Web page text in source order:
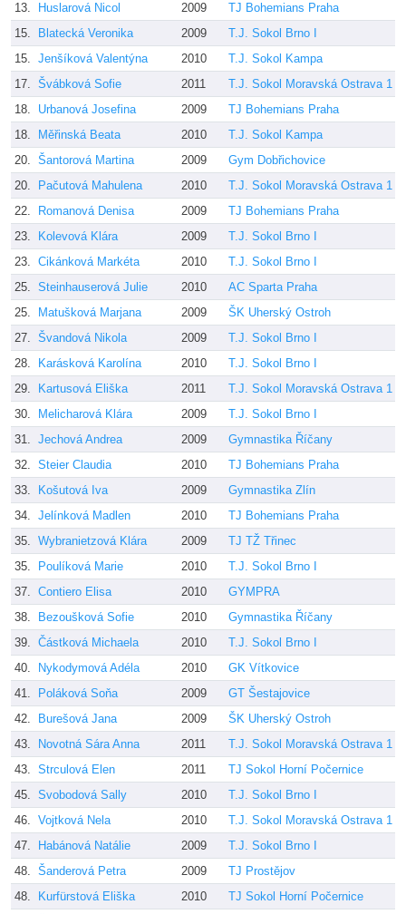
13.
Huslarová Nicol 2009 TJ Bohemians Praha
15.
Blatecká Veronika 2009 T.J. Sokol Brno I
15. Jenšíková Valentýna 2010 T.J. Sokol Kampa
17. Švábková Sofie 2011 T.J. Sokol Moravská Ostrava 1
18.
Urbanová Josefina 2009 TJ Bohemians Praha
18.
Měřinská Beata 2010 T.J. Sokol Kampa
20. Šantorová Martina 2009 Gym Dobřichovice
20.
Pačutová Mahulena 2010 T.J. Sokol Moravská Ostrava 1
22.
Romanová Denisa 2009 TJ Bohemians Praha
23.
Kolevová Klára 2009 T.J. Sokol Brno I
23. Cikánková Markéta 2010 T.J. Sokol Brno I
25. Steinhauserová Julie 2010 AC Sparta Praha
25.
Matušková Marjana 2009 ŠK Uherský Ostroh
27. Švandová Nikola 2009 T.J. Sokol Brno I
28.
Karásková Karolína 2010 T.J. Sokol Brno I
29.
Kartusová Eliška 2011 T.J. Sokol Moravská Ostrava 1
30.
Melicharová Klára 2009 T.J. Sokol Brno I
31. Jechová Andrea 2009 Gymnastika Říčany
32. Steier Claudia 2010 TJ Bohemians Praha
33.
Košutová Iva 2009 Gymnastika Zlín
34. Jelínková Madlen 2010 TJ Bohemians Praha
35. Wybranietzová Klára 2009 TJ TŽ Třinec
35.
Poulíková Marie 2010 T.J. Sokol Brno I
37. Contiero Elisa 2010 GYMPRA
38.
Bezoušková Sofie 2010 Gymnastika Říčany
39. Částková Michaela 2010 T.J. Sokol Brno I
40.
Nykodymová Adéla 2010 GK Vítkovice
41.
Poláková Soňa 2009 GT Šestajovice
42.
Burešová Jana 2009 ŠK Uherský Ostroh
43.
Novotná Sára Anna 2011 T.J. Sokol Moravská Ostrava 1
43. Strculová Elen 2011 TJ Sokol Horní Počernice
45. Svobodová Sally 2010 T.J. Sokol Brno I
46. Vojtková Nela 2010 T.J. Sokol Moravská Ostrava 1
47.
Habánová Natálie 2009 T.J. Sokol Brno I
48. Šanderová Petra 2009 TJ Prostějov
48.
Kurfürstová Eliška 2010 TJ Sokol Horní Počernice